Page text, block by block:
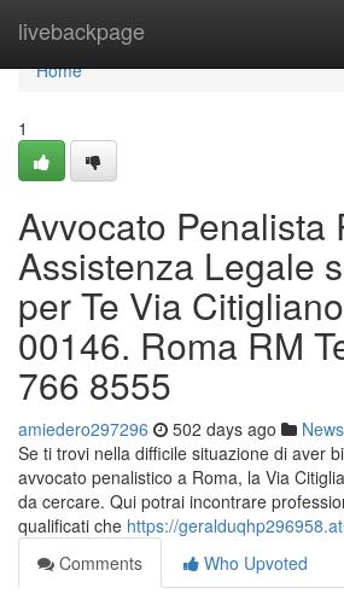
livebackpage
Home
Home
1
Avvocato Penalista
Assistenza Legale
per Te Via
00146. Roma RM
766 8555
amiedero297296 502 days ago News
Se ti trovi nella difficile situazione di aver
avvocato penalistico a Roma, la Via
da cercare. Qui potrai incontrare
qualificati che https://
Comments
Who Upvoted